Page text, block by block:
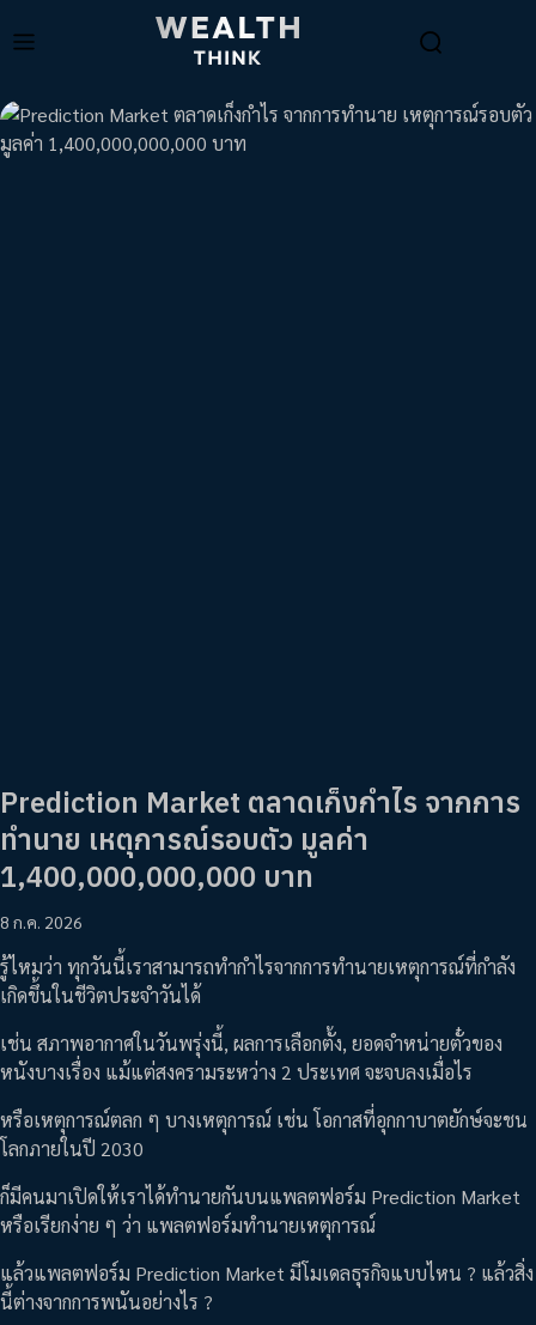
Prediction Market ตลาดเก็งกำไร จากการ
ทำนาย เหตุการณ์รอบตัว มูลค่า
1,400,000,000,000 บาท
8 ก.ค. 2026
รู้ไหมว่า ทุกวันนี้เราสามารถทำกำไรจากการทำนายเหตุการณ์ที่กำลัง
เกิดขึ้นในชีวิตประจำวันได้
เช่น สภาพอากาศในวันพรุ่งนี้, ผลการเลือกตั้ง, ยอดจำหน่ายตั๋วของ
หนังบางเรื่อง แม้แต่สงครามระหว่าง 2 ประเทศ จะจบลงเมื่อไร
หรือเหตุการณ์ตลก ๆ บางเหตุการณ์ เช่น โอกาสที่อุกกาบาตยักษ์จะชน
โลกภายในปี 2030
ก็มีคนมาเปิดให้เราได้ทำนายกันบนแพลตฟอร์ม Prediction Market
หรือเรียกง่าย ๆ ว่า แพลตฟอร์มทำนายเหตุการณ์
แล้วแพลตฟอร์ม Prediction Market มีโมเดลธุรกิจแบบไหน ? แล้วสิ่ง
นี้ต่างจากการพนันอย่างไร ?